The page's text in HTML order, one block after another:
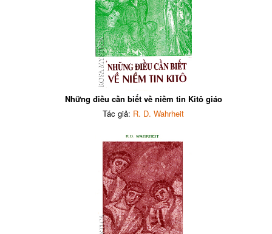
Những điều cần biết về niềm tin Kitô giáo
Tác giả: R. D. Wahrheit